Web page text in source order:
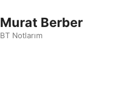
Murat Berber
BT Notlarım